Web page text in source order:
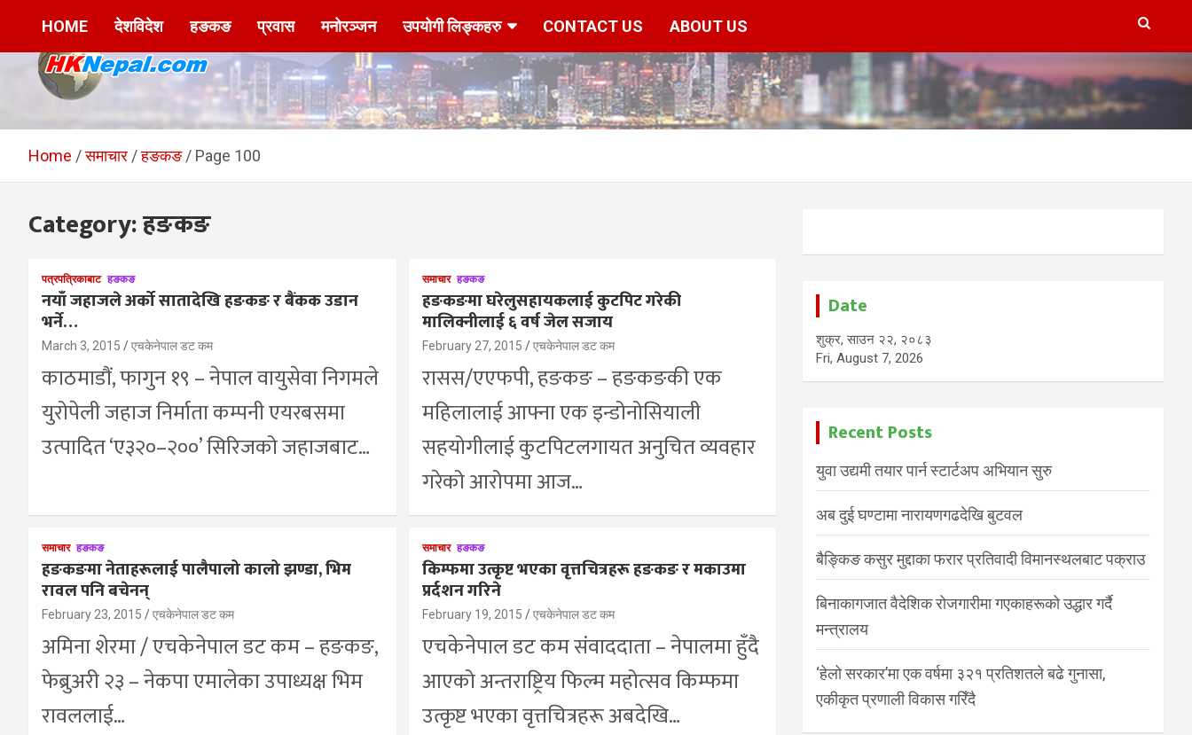
HKNepal.com –
हङकङबाट सञ्चालित पहिलो
नेपाली अनलाईन पत्रिका
hknepal, hknepal.com, hk nepal, hk nepal com
HOME देशविदेश हङकङ प्रवास मनोरञ्जन उपयोगी लिङ्कहरु CONTACT US ABOUT US
Home समाचार हङकङ Page 100
Category:हङकङ
पत्रपत्रिकाबाट हङकङ
नयाँ जहाजले अर्को सातादेखि हङकङ र बैंकक उडान
भर्ने…
March 3, 2015 एचकेनेपाल डट कम
काठमाडौं, फागुन १९ – नेपाल वायुसेवा निगमले
युरोपेली जहाज निर्माता कम्पनी एयरबसमा
उत्पादित ‘ए३२०–२००’ सिरिजको जहाजबाट…
समाचार हङकङ
हङकङमा घरेलुसहायकलाई कुटपिट गरेकी
मालिक्नीलाई ६ वर्ष जेल सजाय
February 27, 2015 एचकेनेपाल डट कम
रासस/एएफपी, हङकङ – हङकङकी एक
महिलालाई आफ्ना एक इन्डोनोसियाली
सहयोगीलाई कुटपिटलगायत अनुचित व्यवहार
गरेको आरोपमा आज…
समाचार हङकङ
हङकङमा नेताहरूलाई पालैपालो कालो झण्डा, भिम
रावल पनि बचेनन्
February 23, 2015 एचकेनेपाल डट कम
अमिना शेरमा / एचकेनेपाल डट कम – हङकङ,
फेब्रुअरी २३ – नेकपा एमालेका उपाध्यक्ष भिम
रावललाई…
समाचार हङकङ
किम्फमा उत्कृष्ट भएका वृत्तचित्रहरू हङकङ र मकाउमा
प्रर्दशन गरिने
February 19, 2015 एचकेनेपाल डट कम
एचकेनेपाल डट कम संवाददाता – नेपालमा हुँदै
आएको अन्तराष्ट्रिय फिल्म महोत्सव किम्फमा
उत्कृष्ट भएका वृत्तचित्रहरू अबदेखि…
Date
शुक्र, साउन २२, २०८३
Fri, August 7, 2026
Recent Posts
युवा उद्यमी तयार पार्न स्टार्टअप अभियान सुरु
अब दुई घण्टामा नारायणगढदेखि बुटवल
बैङ्किङ कसुर मुद्दाका फरार प्रतिवादी विमानस्थलबाट पक्राउ
बिनाकागजात वैदेशिक रोजगारीमा गएकाहरूको उद्धार गर्दै
मन्त्रालय
‘हेलो सरकार’मा एक वर्षमा ३२१ प्रतिशतले बढे गुनासा,
एकीकृत प्रणाली विकास गरिँदै